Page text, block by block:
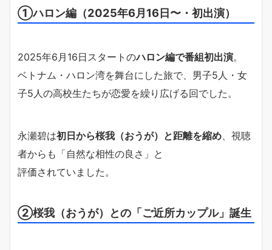
①ハロン編（2025年6月16日〜・初出演）
2025年6月16日スタートのハロン編で番組初出演。
ベトナム・ハロン湾を舞台にした旅で、男子5人・女
子5人の高校生たちが恋愛を繰り広げる回でした。
永瀬碧は初日から桜我（おうが）と距離を縮め、視聴
者からも「自然な相性の良さ」と
評価されていました。
②桜我（おうが）との「ご近所カップル」誕生